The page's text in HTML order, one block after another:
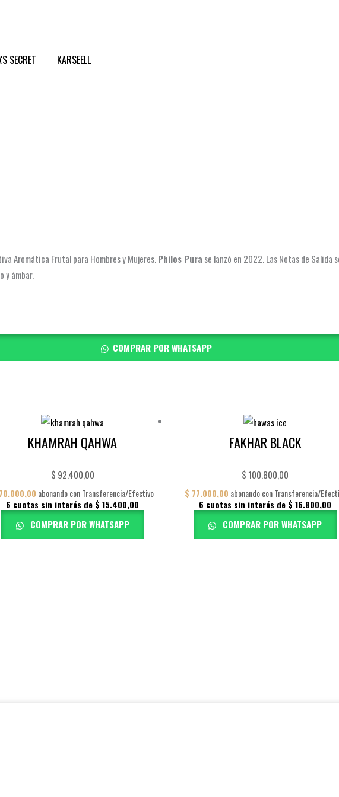
SECRET KARSEELL
Aromática Frutal para Hombres y Mujeres. Philos Pura se lanzó en 2022. Las Notas de Salida
y ámbar.
COMPRAR POR WHATSAPP
KHAMRAH QAHWA
$ 92.400,00
70.000,00 abonando con Transferencia/Efectivo
6 cuotas sin interés de $ 15.400,00
COMPRAR POR WHATSAPP
FAKHAR BLACK
$ 100.800,00
$ 77.000,00 abonando con Transferencia/
6 cuotas sin interés de $ 16.800,00
COMPRAR POR WHATSAPP